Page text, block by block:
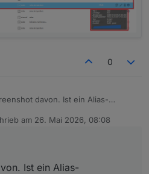
0
davon. Ist ein Alias-
Minuten.
am 26. Mai 2026, 08:08
editiert von
Ist ein Alias-